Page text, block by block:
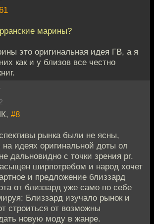
марины?
это оригинальная идея ГВ, а я
как и у близов все честно
#8
рынка были не ясны,
на идеях оригинальной доты ол
дальновидно с точки зрения pr.
ширпотребом и народ хочет
и предложение близзард
от близзард уже само по себе
Близзард изучало рынок и
строиться от возможны
новую моду в жанре.